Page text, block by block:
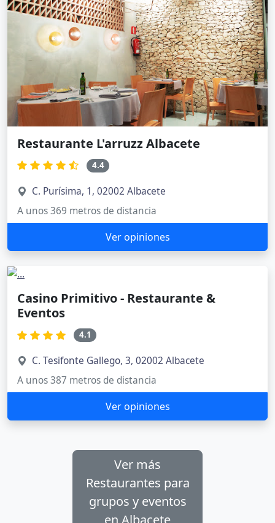
Restaurante L'arruzz Albacete
4.4
C. Purísima, 1, 02002 Albacete
A unos 369 metros de distancia
Ver opiniones
Casino Primitivo - Restaurante &
Eventos
4.1
C. Tesifonte Gallego, 3, 02002 Albacete
A unos 387 metros de distancia
Ver opiniones
Ver más
Restaurantes para
grupos y eventos
en Albacete